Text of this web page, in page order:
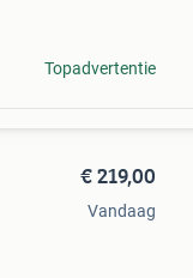
Topadvertentie
€ 219,00
Vandaag